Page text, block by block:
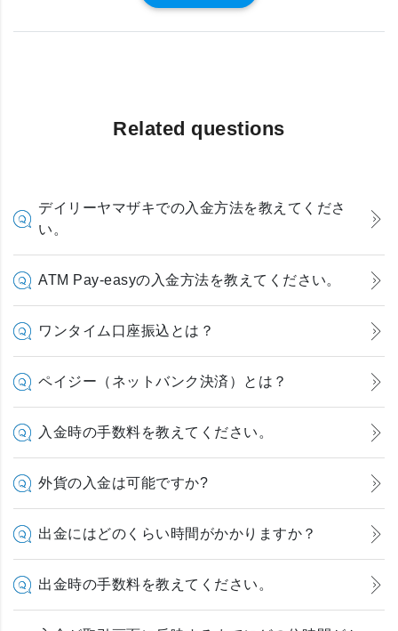
Related questions
デイリーヤマザキでの入金方法を教えてくださ
い。
ATM Pay-easyの入金方法を教えてください。
ワンタイム口座振込とは？
ペイジー（ネットバンク決済）とは？
入金時の手数料を教えてください。
外貨の入金は可能ですか?
出金にはどのくらい時間がかかりますか？
出金時の手数料を教えてください。